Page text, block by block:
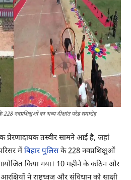
228 नवप्रशिक्षुओं का भव्य दीक्षांत परेड समारोह
प्रेरणादायक तस्वीर सामने आई है, जहां
मेंबिहार पुलिसके 228 नवप्रशिक्षुओं
किया गया। 10 महीने के कठिन और
ने राष्ट्रध्वज और संविधान को साक्षी